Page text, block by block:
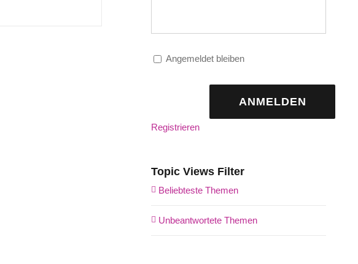
Angemeldet bleiben
ANMELDEN
Registrieren
Topic Views Filter
Beliebteste Themen
Unbeantwortete Themen